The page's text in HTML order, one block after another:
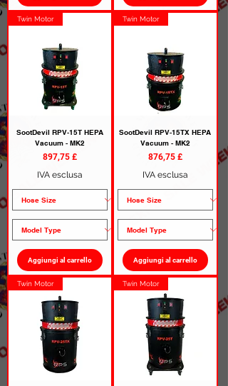
Twin Motor
SootDevil RPV-15T HEPA
Vacuum - MK2
Prezzo
897,75 £
IVA esclusa
Aggiungi al carrello
Twin Motor
SootDevil RPV-15TX HEPA
Vacuum - MK2
Prezzo
876,75 £
IVA esclusa
Aggiungi al carrello
Twin Motor Twin Motor